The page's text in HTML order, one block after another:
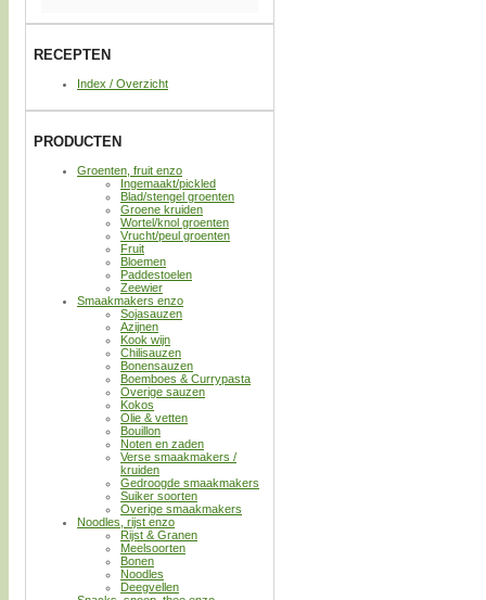
RECEPTEN
Index / Overzicht
PRODUCTEN
Groenten, fruit enzo
Ingemaakt/pickled
Blad/stengel groenten
Groene kruiden
Wortel/knol groenten
Vrucht/peul groenten
Fruit
Bloemen
Paddestoelen
Zeewier
Smaakmakers enzo
Sojasauzen
Azijnen
Kook wijn
Chilisauzen
Bonensauzen
Boemboes & Currypasta
Overige sauzen
Kokos
Olie & vetten
Bouillon
Noten en zaden
Verse smaakmakers /
kruiden
Gedroogde smaakmakers
Suiker soorten
Overige smaakmakers
Noodles, rijst enzo
Rijst & Granen
Meelsoorten
Bonen
Noodles
Deegvellen